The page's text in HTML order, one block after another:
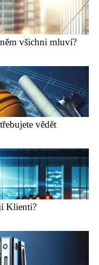
všichni mluví?
vědět
Klienti?